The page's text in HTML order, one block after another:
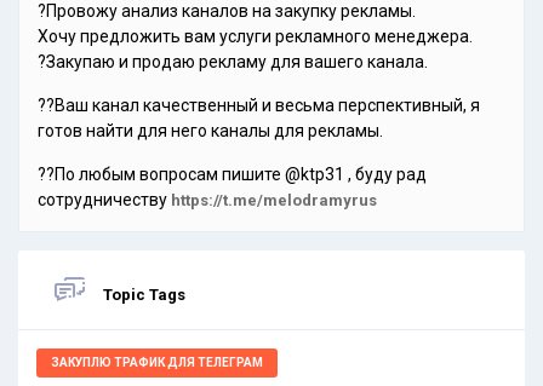
?Провожу анализ каналов на закупку рекламы.
Хочу предложить вам услуги рекламного менеджера.
?Закупаю и продаю рекламу для вашего канала.
??Ваш канал качественный и весьма перспективный, я
готов найти для него каналы для рекламы.
??По любым вопросам пишите @ktp31 , буду рад
сотрудничеству https://t.me/melodramyrus
Topic Tags
ЗАКУПЛЮ ТРАФИК ДЛЯ ТЕЛЕГРАМ